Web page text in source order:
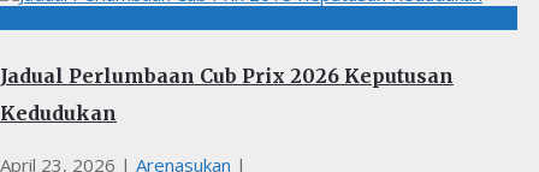
Jadual Perlumbaan Cub Prix 2026 Keputusan
Kedudukan
April 23, 2026 | Arenasukan |